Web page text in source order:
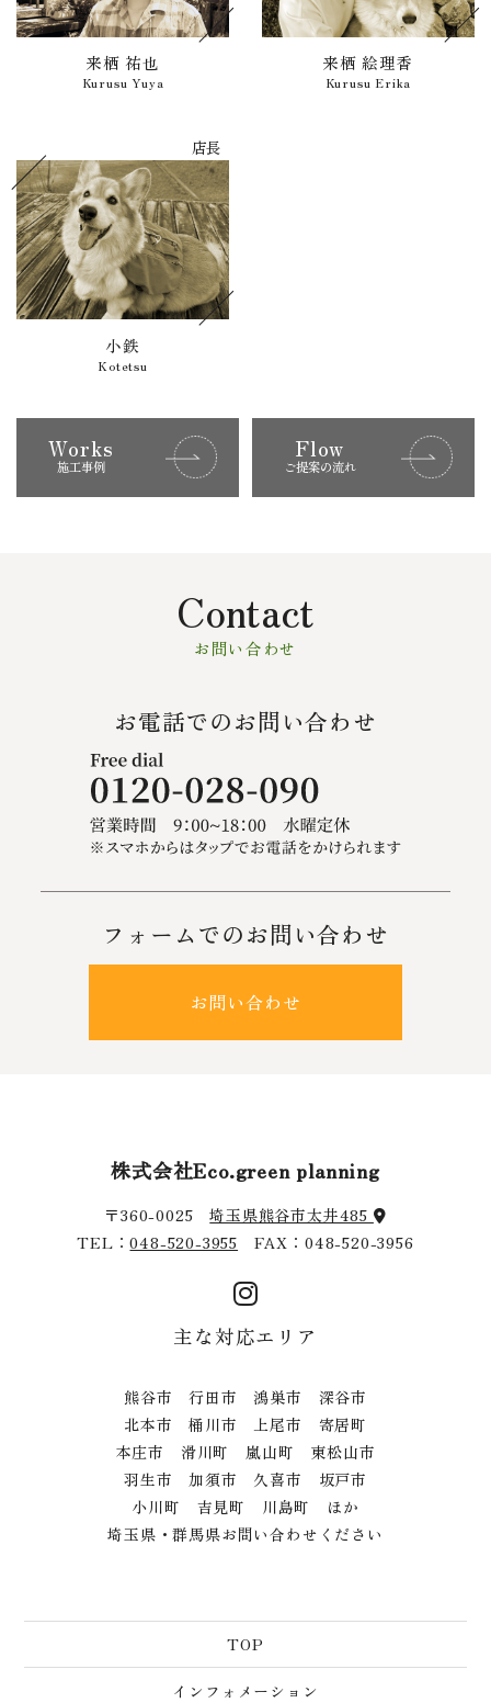
来栖 祐也
Kurusu Yuya
来栖 絵理香
Kurusu Erika
店長
小鉄
Kotetsu
Works
施工事例
Flow
ご提案の流れ
Contact
お問い合わせ
お電話でのお問い合わせ
フォームでのお問い合わせ
お問い合わせ
株式会社Eco.green planning
〒360-0025埼玉県熊谷市太井485
TEL：048-520-3955 FAX：048-520-3956
主な対応エリア
熊谷市 行田市 鴻巣市 深谷市
北本市 桶川市 上尾市 寄居町
本庄市 滑川町 嵐山町 東松山市
羽生市 加須市 久喜市 坂戸市
小川町 吉見町 川島町 ほか
埼玉県・群馬県お問い合わせください
TOP
インフォメーション